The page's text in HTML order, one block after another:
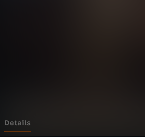
t
Details